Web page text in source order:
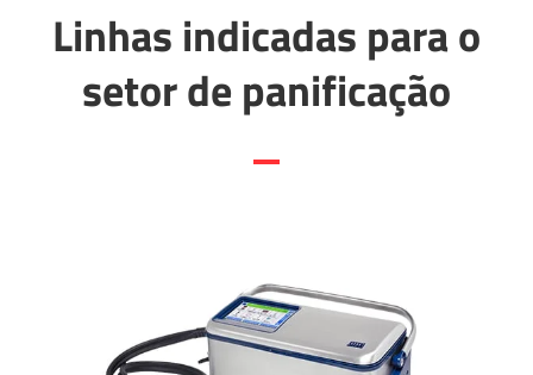
Linhas indicadas para o
setor de panificação